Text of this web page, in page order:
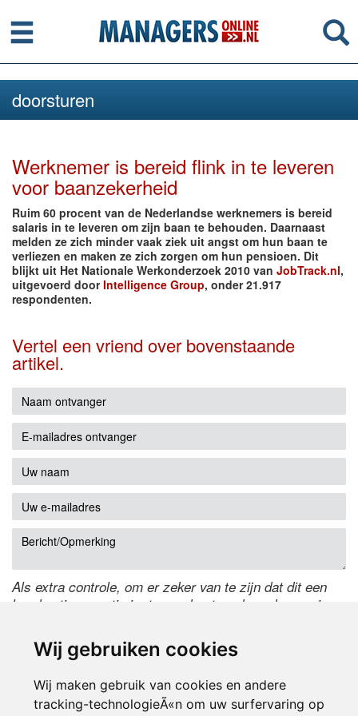
Wij gebruiken cookies
Wij maken gebruik van cookies en andere
tracking-technologieÃ«n om uw surfervaring op
Menu
doorsturen
Werknemer is bereid flink in te leveren
voor baanzekerheid
Ruim 60 procent van de Nederlandse werknemers is bereid
salaris in te leveren om zijn baan te behouden. Daarnaast
melden ze zich minder vaak ziek uit angst om hun baan te
verliezen en maken ze zich zorgen om hun pensioen. Dit
blijkt uit Het Nationale Werkonderzoek 2010 van JobTrack.nl,
uitgevoerd doorIntelligence Group, onder 21.917
respondenten.
Vertel een vriend over bovenstaande
artikel.
Als extra controle, om er zeker van te zijn dat dit een
handmatige reactie is, typ onderstaande code over in
de code te wijzigen.